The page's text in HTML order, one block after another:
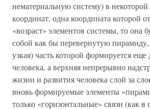
нематериальную систему) в
координат, одна координата которой
«возраст» элементов системы, то она
собой как бы перевернутую
узкая) часть которой формируется
человека, а верхняя непрерывно
жизни и развития человека слой за
вновь формируемые элементы
только «горизонтальные» связи (как в